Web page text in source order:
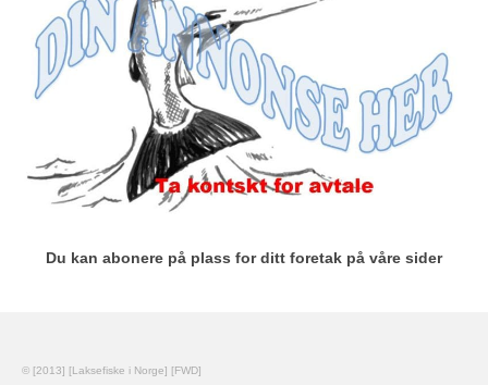
Du kan abonere på plass for ditt foretak på våre sider
© [2013] [Laksefiske i Norge] [FWD]